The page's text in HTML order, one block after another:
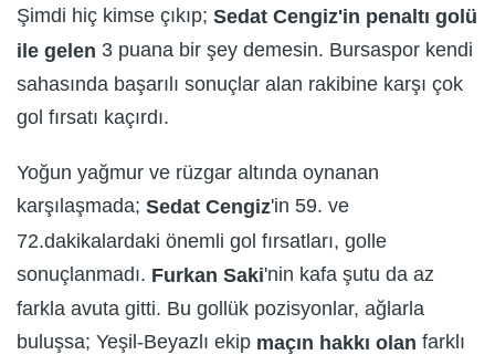
Şimdi hiç kimse çıkıp; Sedat Cengiz'in penaltı golü
ile gelen 3 puana bir şey demesin. Bursaspor kendi
sahasında başarılı sonuçlar alan rakibine karşı çok
gol fırsatı kaçırdı.
Yoğun yağmur ve rüzgar altında oynanan
karşılaşmada; Sedat Cengiz'in 59. ve
72.dakikalardaki önemli gol fırsatları, golle
sonuçlanmadı. Furkan Saki'nin kafa şutu da az
farkla avuta gitti. Bu gollük pozisyonlar, ağlarla
buluşsa; Yeşil-Beyazlı ekip maçın hakkı olan farklı